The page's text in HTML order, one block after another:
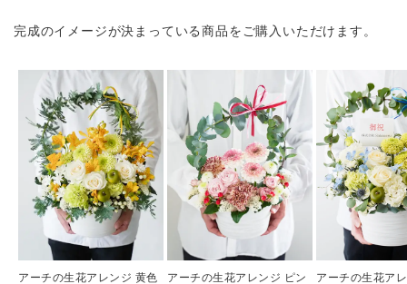
完成のイメージが決まっている商品をご購入いただけます。
アーチの生花アレンジ 黄色
アーチの生花アレンジ ピン
アーチの生花ア